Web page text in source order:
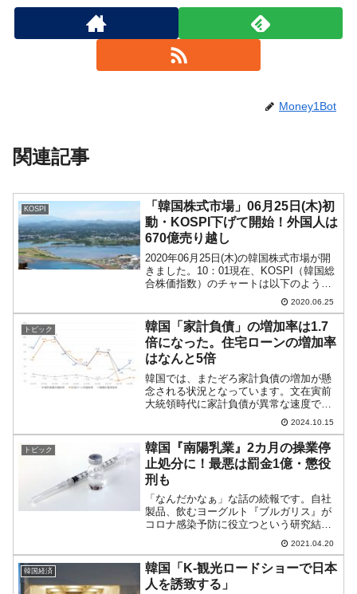
Money1Bot
関連記事
KOSPI
「韓国株式市場」06月25日(木)初
動・KOSPI下げて開始！外国人は
670億売り越し
2020年06月25日(木)の韓国株式市場が開
きました。10：01現在、KOSPI（韓国総
合株価指数）のチャートは以下のように
『Investing.com』より引用）。KOSPIは
前日終値から30ポイントほど下げて始...
2020.06.25
トピック
韓国「家計負債」の増加率は1.7
倍になった。住宅ローンの増加率
はなんと5倍
韓国では、またぞろ家計負債の増加が懸
念される状況となっています。文在寅前
大統領時代に家計負債が異常な速度で増
加したことは何度もご紹介しています
が、尹錫悦（ユン・ソギョル）大統領に
なってから伸びは一時鈍化したのです
が、また増加傾向に転じました...
2024.10.15
トピック
韓国『南陽乳業』2カ月の操業停
止処分に！最悪は罰金1億・懲役
刑も
「なんだかなぁ」な話の続報です。自社
製品、飲むヨーグルト『ブルガリス』が
コロナ感染予防に役立つという研究結果
を発表してしまい、物議を醸している韓
国『南陽乳業』。先にご紹介したとお
り、食品医薬品安全処からは「食品表示
広告法」違反の疑いで告発さ...
2021.04.20
韓国経済
韓国「K-観光ロードショーで日本
人を誘致する」